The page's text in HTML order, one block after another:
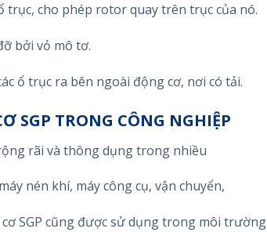
trục, cho phép rotor quay trên trục của nó.
bởi vỏ mô tơ.
ổ trục ra bên ngoài động cơ, nơi có tải.
SGP TRONG CÔNG NGHIỆP
rãi và thông dụng trong nhiều
nén khí, máy công cụ, vận chuyển,
SGP cũng được sử dụng trong môi trường